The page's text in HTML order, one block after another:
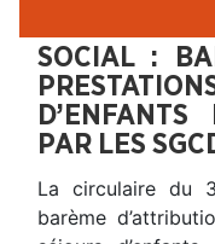
SOCIAL :
PAR LES
La circulaire du
barème